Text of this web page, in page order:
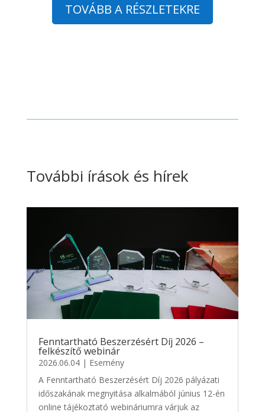
TOVÁBB A RÉSZLETEKRE
További írások és hírek
Fenntartható Beszerzésért Díj 2026 –
felkészítő webinár
2026.06.04| Esemény
A Fenntartható Beszerzésért Díj 2026 pályázati
időszakának megnyitása alkalmából június 12-én
online tájékoztató webináriumra várjuk az